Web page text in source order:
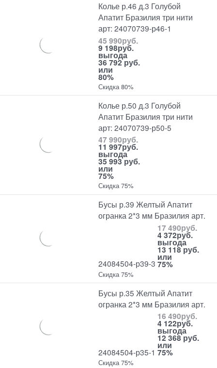
Колье р.46 д.3 Голубой
Апатит Бразилия три нити
арт: 24070739-р46-1
45 990руб.
9 198руб.
выгода
36 792 руб.
или
80%
Скидка 80%
Колье р.50 д.3 Голубой
Апатит Бразилия три нити
арт: 24070739-р50-5
47 990руб.
11 997руб.
выгода
35 993 руб.
или
75%
Скидка 75%
Бусы р.39 Желтый Апатит
огранка 2*3 мм Бразилия арт.
24084504-р39-3
17 490руб.
4 372руб.
выгода
13 118 руб.
или
75%
Скидка 75%
Бусы р.35 Желтый Апатит
огранка 2*3 мм Бразилия арт.
24084504-р35-1
16 490руб.
4 122руб.
выгода
12 368 руб.
или
75%
Скидка 75%